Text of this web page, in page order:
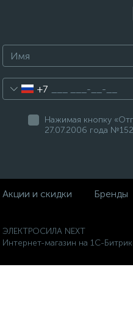
+7
Нажимая кнопку
27.07.2006 года
Акции и скидки Бренды
ЭЛЕКТРОСИЛА NEXT
Интернет-магазин на 1С-